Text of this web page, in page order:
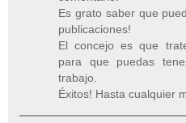
Es grato saber que
publicaciones!
El concejo es que
para que puedas
trabajo.
Éxitos! Hasta cualquier